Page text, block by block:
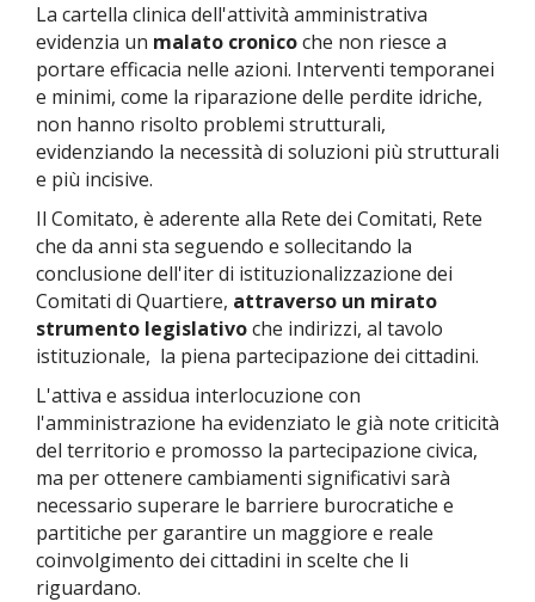
La cartella clinica dell'attività amministrativa
evidenzia un malato cronicoche non riesce a
portare efficacia nelle azioni. Interventi temporanei
e minimi, come la riparazione delle perdite idriche,
non hanno risolto problemi strutturali,
evidenziando la necessità di soluzioni più strutturali
e più incisive.
Il Comitato, è aderente alla Rete dei Comitati, Rete
che da anni sta seguendo e sollecitando la
conclusione dell'iter di istituzionalizzazione dei
Comitati di Quartiere, attraverso un mirato
strumento legislativoche indirizzi, al tavolo
istituzionale, la piena partecipazione dei cittadini.
L'attiva e assidua interlocuzione con
l'amministrazione ha evidenziato le già note criticità
del territorio e promosso la partecipazione civica,
ma per ottenere cambiamenti significativi sarà
necessario superare le barriere burocratiche e
partitiche per garantire un maggiore e reale
coinvolgimento dei cittadini in scelte che li
riguardano.